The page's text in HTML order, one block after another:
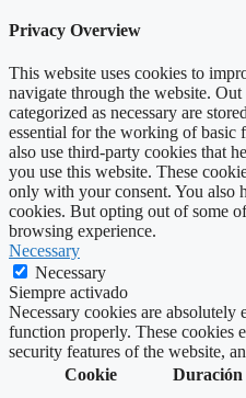
Privacy Overview
This website uses cookies to
navigate through the website.
categorized as necessary are
essential for the working of basic
also use third-party cookies that
you use this website. These
only with your consent. You also
cookies. But opting out of some
browsing experience.
Necessary
Necessary
Siempre activado
Necessary cookies are absolutely
function properly. These cookies
security features of the website,
Cookie
Duración